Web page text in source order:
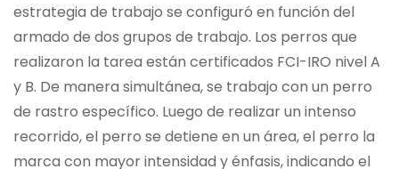
estrategia de trabajo se configuró en función del
armado de dos grupos de trabajo. Los perros que
realizaron la tarea están certificados FCI-IRO nivel A
y B. De manera simultánea, se trabajo con un perro
de rastro específico. Luego de realizar un intenso
recorrido, el perro se detiene en un área, el perro la
marca con mayor intensidad y énfasis, indicando el